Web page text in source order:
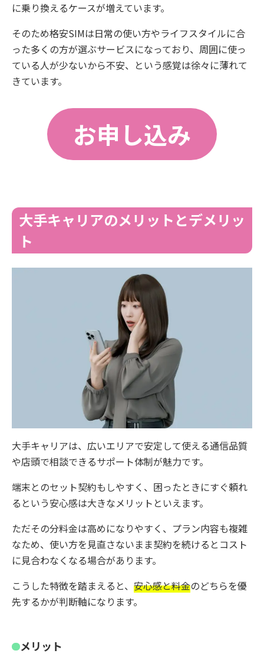
に乗り換えるケースが増えています。
そのため格安SIMは日常の使い方やライフスタイルに合
った多くの方が選ぶサービスになっており、周囲に使っ
ている人が少ないから不安、という感覚は徐々に薄れて
きています。
お申し込み
大手キャリアのメリットとデメリッ
ト
大手キャリアは、広いエリアで安定して使える通信品質
や店頭で相談できるサポート体制が魅力です。
端末とのセット契約もしやすく、困ったときにすぐ頼れ
るという安心感は大きなメリットといえます。
ただその分料金は高めになりやすく、プラン内容も複雑
なため、使い方を見直さないまま契約を続けるとコスト
に見合わなくなる場合があります。
こうした特徴を踏まえると、 安心感と料金のどちらを優
先するかが判断軸になります。
メリット